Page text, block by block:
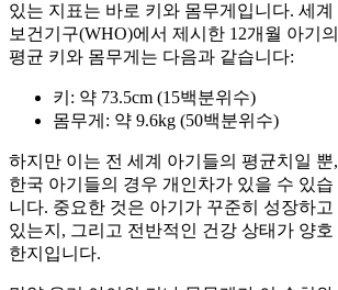
있는 지표는 바로 키와 몸무게입니다. 세계
보건기구(WHO)에서 제시한 12개월 아기의
평균 키와 몸무게는 다음과 같습니다:
키: 약 73.5cm (15백분위수)
몸무게: 약 9.6kg (50백분위수)
하지만 이는 전 세계 아기들의 평균치일 뿐,
한국 아기들의 경우 개인차가 있을 수 있습
니다. 중요한 것은 아기가 꾸준히 성장하고
있는지, 그리고 전반적인 건강 상태가 양호
한지입니다.